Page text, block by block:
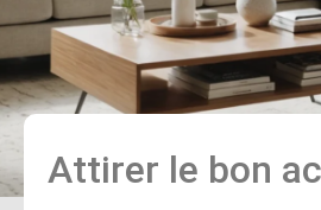
Attirer le bon